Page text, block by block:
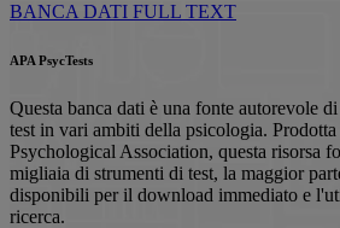
BANCA DATI FULL TEXT
APA PsycTests
Questa banca dati è una fonte autorevole
test in vari ambiti della psicologia.
Psychological Association, questa risorsa
migliaia di strumenti di test, la maggior
disponibili per il download immediato e
ricerca.